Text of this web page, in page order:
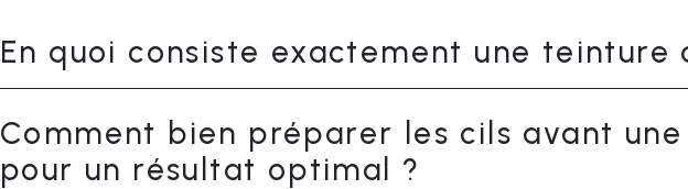
En quoi consiste exactement une teinture
Comment bien préparer les cils avant
pour un résultat optimal ?